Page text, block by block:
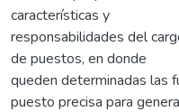
características y
responsabilidades del
de puestos, en donde
queden determinadas las
puesto precisa para